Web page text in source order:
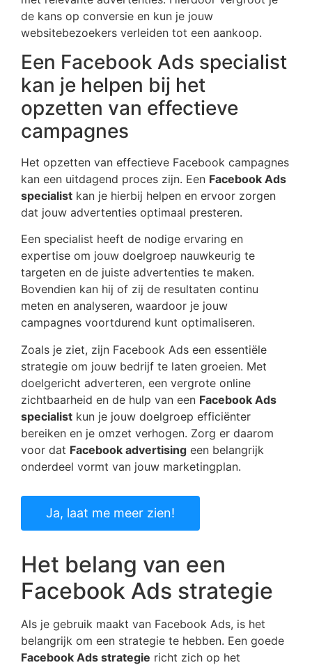
de kans op conversie en kun je jouw
websitebezoekers verleiden tot een aankoop.
Een Facebook Ads specialist
kan je helpen bij het
opzetten van effectieve
campagnes
Het opzetten van effectieve Facebook campagnes
kan een uitdagend proces zijn. Een Facebook Ads
specialist kan je hierbij helpen en ervoor zorgen
dat jouw advertenties optimaal presteren.
Een specialist heeft de nodige ervaring en
expertise om jouw doelgroep nauwkeurig te
targeten en de juiste advertenties te maken.
Bovendien kan hij of zij de resultaten continu
meten en analyseren, waardoor je jouw
campagnes voortdurend kunt optimaliseren.
Zoals je ziet, zijn Facebook Ads een essentiële
strategie om jouw bedrijf te laten groeien. Met
doelgericht adverteren, een vergrote online
zichtbaarheid en de hulp van een Facebook Ads
specialist kun je jouw doelgroep efficiënter
bereiken en je omzet verhogen. Zorg er daarom
voor dat Facebook advertising een belangrijk
onderdeel vormt van jouw marketingplan.
Ja, laat me meer zien!
Het belang van een
Facebook Ads strategie
Als je gebruik maakt van Facebook Ads, is het
belangrijk om een strategie te hebben. Een goede
Facebook Ads strategie richt zich op het